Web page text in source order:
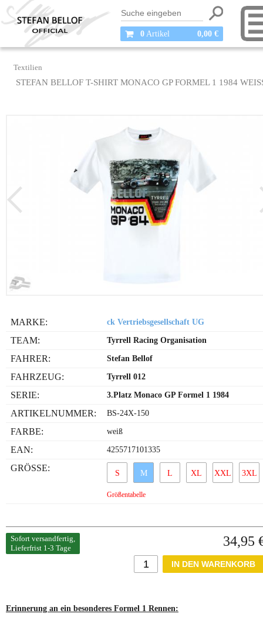
0 Artikel 0,00 €
Textilien
STEFAN BELLOF T-SHIRT MONACO GP FORMEL 1 1984 WEISS
MARKE: ck Vertriebsgesellschaft UG
TEAM: Tyrrell Racing Organisation
FAHRER: Stefan Bellof
FAHRZEUG: Tyrrell 012
SERIE: 3.Platz Monaco GP Formel 1 1984
ARTIKELNUMMER: BS-24X-150
FARBE: weiß
EAN: 4255717101335
GRÖSSE:
S M L XL XXL 3XL
Größentabelle
Sofort versandfertig,
Lieferfrist 1-3 Tage
34,95
Erinnerung an ein besonderes Formel 1 Rennen: